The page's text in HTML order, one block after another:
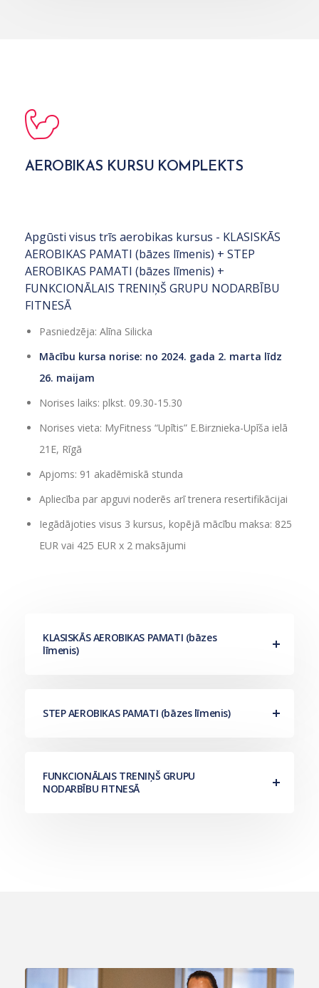
AEROBIKAS KURSU KOMPLEKTS
Apgūsti visus trīs aerobikas kursus - KLASISKĀS
AEROBIKAS PAMATI (bāzes līmenis) + STEP
AEROBIKAS PAMATI (bāzes līmenis) +
FUNKCIONĀLAIS TRENIŅŠ GRUPU NODARBĪBU
FITNESĀ
Pasniedzēja: Alīna Silicka
Mācību kursa norise: no 2024. gada 2. marta līdz
26. maijam
Norises laiks: plkst. 09.30-15.30
Norises vieta: MyFitness “Upītis” E.Birznieka-Upīša ielā
21E, Rīgā
Apjoms: 91 akadēmiskā stunda
Apliecība par apguvi noderēs arī trenera resertifikācijai
Iegādājoties visus 3 kursus, kopējā mācību maksa: 825
EUR vai 425 EUR x 2 maksājumi
KLASISKĀS AEROBIKAS PAMATI (bāzes
līmenis)
STEP AEROBIKAS PAMATI (bāzes līmenis)
FUNKCIONĀLAIS TRENIŅŠ GRUPU
NODARBĪBU FITNESĀ